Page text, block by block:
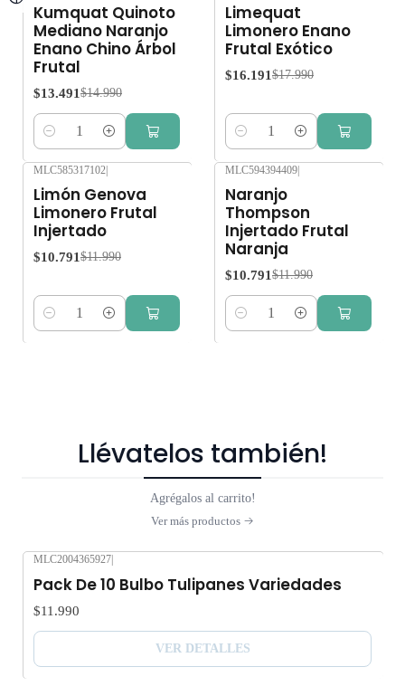
Kumquat Quinoto
Mediano Naranjo
Enano Chino Árbol
Frutal
$13.491 $14.990
Cantidad
Limequat
Limonero Enano
Frutal Exótico
$16.191 $17.990
Cantidad
MLC585317102
Limón Genova
Limonero Frutal
Injertado
$10.791 $11.990
Cantidad
MLC594394409
Naranjo
Thompson
Injertado Frutal
Naranja
$10.791 $11.990
Cantidad
Llévatelos también!
Agrégalos al carrito!
Ver más productos
MLC2004365927
Pack De 10 Bulbo Tulipanes Variedades
$11.990
VER DETALLES